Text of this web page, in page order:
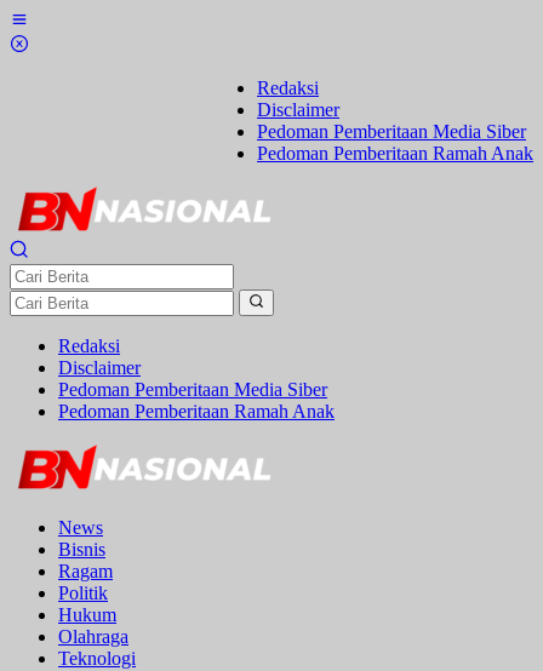
Lewati
ke
Redaksi
Disclaimer
Pedoman Pemberitaan Media Siber
Pedoman Pemberitaan Ramah Anak
Redaksi
Disclaimer
Pedoman Pemberitaan Media Siber
Pedoman Pemberitaan Ramah Anak
News
Bisnis
Ragam
Politik
Hukum
Olahraga
Teknologi